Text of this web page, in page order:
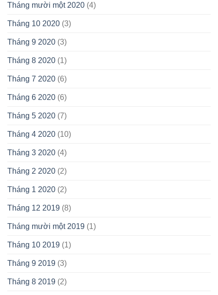
Tháng mười một 2020 (4)
Tháng 10 2020 (3)
Tháng 9 2020 (3)
Tháng 8 2020 (1)
Tháng 7 2020 (6)
Tháng 6 2020 (6)
Tháng 5 2020 (7)
Tháng 4 2020 (10)
Tháng 3 2020 (4)
Tháng 2 2020 (2)
Tháng 1 2020 (2)
Tháng 12 2019 (8)
Tháng mười một 2019 (1)
Tháng 10 2019 (1)
Tháng 9 2019 (3)
Tháng 8 2019 (2)